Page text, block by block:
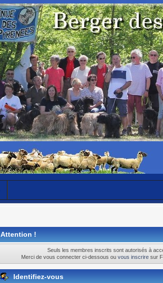
Attention !
Seuls les membres inscrits sont autorisés à
Merci de vous connecter ci-dessous ou vous inscriresur
Identifiez-vous